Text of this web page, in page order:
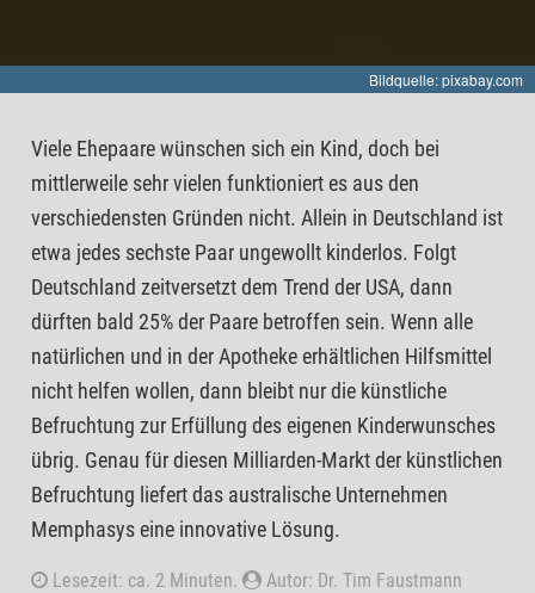
Bildquelle: pixabay.com
Viele Ehepaare wünschen sich ein Kind, doch bei
mittlerweile sehr vielen funktioniert es aus den
verschiedensten Gründen nicht. Allein in Deutschland ist
etwa jedes sechste Paar ungewollt kinderlos. Folgt
Deutschland zeitversetzt dem Trend der USA, dann
dürften bald 25% der Paare betroffen sein. Wenn alle
natürlichen und in der Apotheke erhältlichen Hilfsmittel
nicht helfen wollen, dann bleibt nur die künstliche
Befruchtung zur Erfüllung des eigenen Kinderwunsches
übrig. Genau für diesen Milliarden-Markt der künstlichen
Befruchtung liefert das australische Unternehmen
Memphasys eine innovative Lösung.
Lesezeit: ca. 2 Minuten.
Autor: Dr. Tim Faustmann